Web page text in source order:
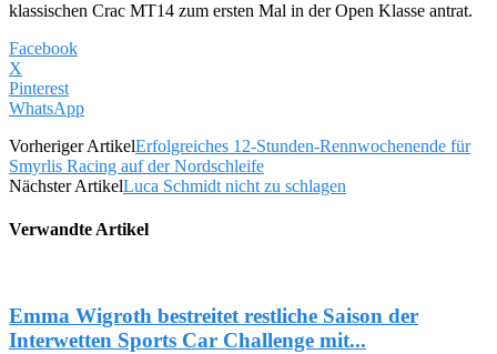
klassischen Crac MT14 zum ersten Mal in der Open Klasse antrat.
Facebook
X
Pinterest
WhatsApp
Vorheriger ArtikelErfolgreiches 12-Stunden-Rennwochenende für
Smyrlis Racing auf der Nordschleife
Nächster ArtikelLuca Schmidt nicht zu schlagen
Verwandte Artikel
Emma Wigroth bestreitet restliche Saison der
Interwetten Sports Car Challenge mit...